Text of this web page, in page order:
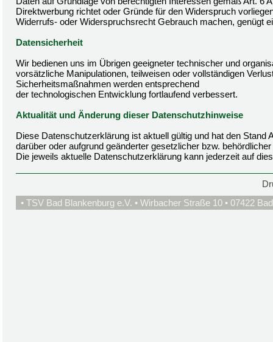
Direktwerbung richtet oder Gründe für den Widerspruch
Widerrufs- oder Widerspruchsrecht Gebrauch machen, genügt
Datensicherheit
Wir bedienen uns im Übrigen geeigneter technischer und
vorsätzliche Manipulationen, teilweisen oder vollständigen
Sicherheitsmaßnahmen werden entsprechend
der technologischen Entwicklung fortlaufend verbessert.
Aktualität und Änderung dieser Datenschutzhinweise
Diese Datenschutzerklärung ist aktuell gültig und hat den
darüber oder aufgrund geänderter gesetzlicher bzw.
Die jeweils aktuelle Datenschutzerklärung kann jederzeit auf
• TSV Bad Blankenburg e.V. • Wirbacher Straße 10 • 07422